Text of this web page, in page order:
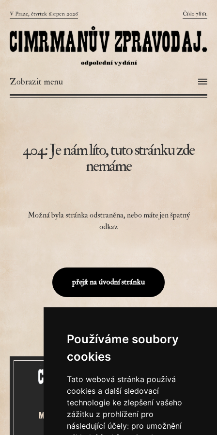
Používáme soubory
cookies
Tato webová stránka používá
cookies a další sledovací
technologie ke zlepšení vašeho
zážitku z prohlížení pro
následující účely: pro umožnění
V Praze, čtvrtek 6.srpen 2026 Číslo 7861.
Zobrazit menu
404: Je nám líto, tuto stránku zde
nemáme
Možná byla stránka odstraněna, nebo máte jen špatný
odkaz
přejít na úvodní stránku
Mecenášem Cimrmanova Zpravodaje
je společnost